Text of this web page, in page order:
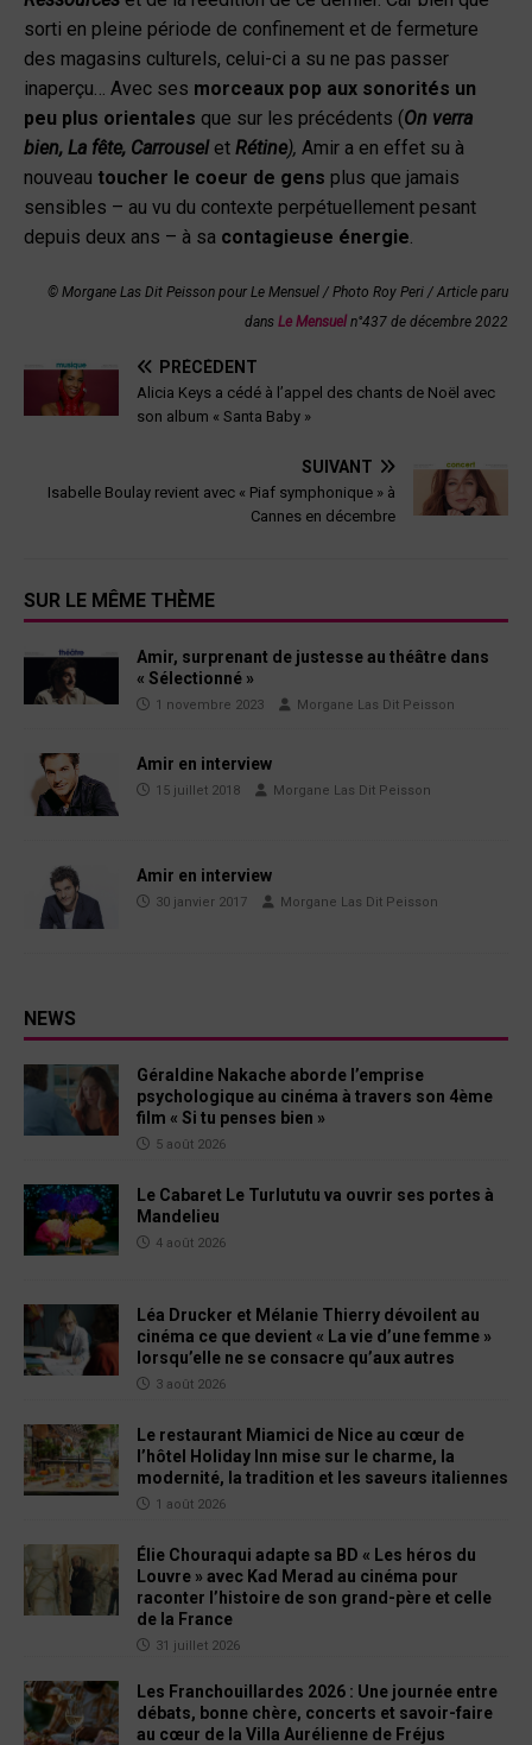
sorti en pleine période de confinement et de fermeture
des magasins culturels, celui-ci a su ne pas passer
inaperçu… Avec ses morceaux pop aux sonorités un
peu plus orientales que sur les précédents (On verra
bien, La fête, Carrousel et Rétine), Amir a en effet su à
nouveau toucher le coeur de gens plus que jamais
sensibles – au vu du contexte perpétuellement pesant
depuis deux ans – à sa contagieuse énergie
© Morgane Las Dit Peisson pour Le Mensuel / Photo Roy Peri / Article paru
dans Le Mensuel n°437 de décembre 2022
PRÉCÉDENT
Alicia Keys a cédé à l’appel des chants de Noël avec
son album « Santa Baby »
SUIVANT
Isabelle Boulay revient avec « Piaf symphonique » à
Cannes en décembre
SUR LE MÊME THÈME
Amir, surprenant de justesse au théâtre dans
« Sélectionné »
1 novembre 2023 Morgane Las Dit Peisson
Amir en interview
15 juillet 2018 Morgane Las Dit Peisson
Amir en interview
30 janvier 2017 Morgane Las Dit Peisson
NEWS
Géraldine Nakache aborde l’emprise
psychologique au cinéma à travers son 4ème
film « Si tu penses bien »
5 août 2026
Le Cabaret Le Turlututu va ouvrir ses portes à
Mandelieu
4 août 2026
Léa Drucker et Mélanie Thierry dévoilent au
cinéma ce que devient « La vie d’une femme »
lorsqu’elle ne se consacre qu’aux autres
3 août 2026
Le restaurant Miamici de Nice au cœur de
l’hôtel Holiday Inn mise sur le charme, la
modernité, la tradition et les saveurs italiennes
1 août 2026
Élie Chouraqui adapte sa BD « Les héros du
Louvre » avec Kad Merad au cinéma pour
raconter l’histoire de son grand-père et celle
de la France
31 juillet 2026
Les Franchouillardes 2026 : Une journée entre
débats, bonne chère, concerts et savoir-faire
au cœur de la Villa Aurélienne de Fréjus